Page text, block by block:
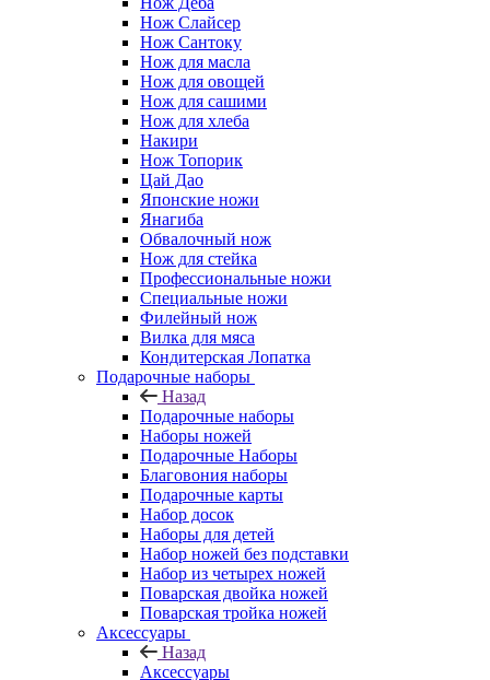
Нож Слайсер
Нож Сантоку
Нож для масла
Нож для овощей
Нож для сашими
Нож для хлеба
Накири
Нож Топорик
Цай Дао
Японские ножи
Янагиба
Обвалочный нож
Нож для стейка
Профессиональные ножи
Специальные ножи
Филейный нож
Вилка для мяса
Кондитерская Лопатка
Подарочные наборы
Назад
Подарочные наборы
Наборы ножей
Подарочные Наборы
Благовония наборы
Подарочные карты
Набор досок
Наборы для детей
Набор ножей без подставки
Набор из четырех ножей
Поварская двойка ножей
Поварская тройка ножей
Аксессуары
Назад
Аксессуары